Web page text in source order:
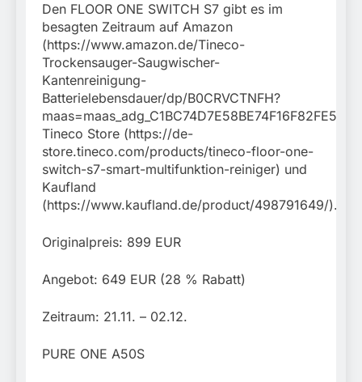
Den FLOOR ONE SWITCH S7 gibt es im
besagten Zeitraum auf Amazon
(https://www.amazon.de/Tineco-
Trockensauger-Saugwischer-
Kantenreinigung-
Batterielebensdauer/dp/B0CRVCTNFH?
Tineco Store (https://de-
store.tineco.com/products/tineco-floor-one-
switch-s7-smart-multifunktion-reiniger) und
Kaufland
(https://www.kaufland.de/product/498791649/).
Originalpreis: 899 EUR
Angebot: 649 EUR (28 % Rabatt)
Zeitraum: 21.11. – 02.12.
PURE ONE A50S